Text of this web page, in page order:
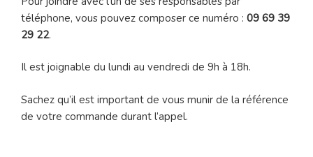
téléphone, vous pouvez composer ce numéro : 09 69 39
29 22.
Il est joignable du lundi au vendredi de 9h à 18h.
Sachez qu’il est important de vous munir de la référence
de votre commande durant l’appel.